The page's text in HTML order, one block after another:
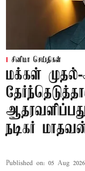
சினிமா செய்திகள்
மக்கள்
நடிகர்
Published on: 05 Aug